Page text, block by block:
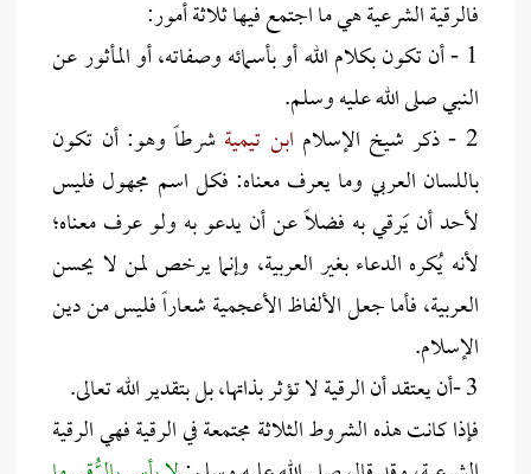
فالرقية الشرعية هي ما اجتمع فيها ثلاثة أمور:
1 - أن تكون بكلام الله أو بأسمائه وصفاته، أو المأثور عن
النبي صلى الله عليه وسلم.
2 - ذكر شيخ الإسلام
ابن تيمية شرطاً وهو: أن تكون
باللسان العربي وما يعرف معناه: فكل اسم مجهول فليس
لأحد أن يَرقي به فضلاً عن أن يدعو به ولو عرف معناه؛
لأنه يُكره الدعاء بغير العربية، وإنما يرخص لمن لا يحسن
العربية، فأما جعل الألفاظ الأعجمية شعاراً فليس من دين
الإسلام.
3 -أن يعتقد أن الرقية لا تؤثر بذاتها، بل بتقدير الله تعالى.
فإذا كانت هذه الشروط الثلاثة مجتمعة في الرقية فهي الرقية